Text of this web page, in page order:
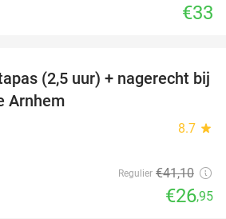
€33
34%
(2,5 uur) + nagerecht bij
Arnhem
8.7 star
Regulier €41,10
€26,95